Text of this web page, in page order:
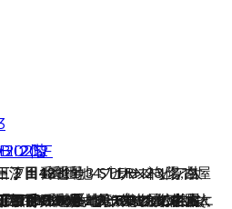
丁目4番1号 STERN23, 名古屋
７番３５号 第６スカイビル,
五丁目28番地 プリズム中村,
７番３５号 第６スカイビル,
２階
丁目３４番１号, 名古屋市内(そ
汐田123番地4 サントピア大
エリア
丁目1506番地 KDビル, 名古
丁目1506番地 KDビル, 名古
丁目18番地3 ヒルズ向陽, 名
目703番地2 ステージ大森, 名
サンシャイン東名, 名古屋
202
目1013番地 ユーノスタウン大
202
目1-1 サンライズマンション,
２１番地１ ブルーメゾン白
内(その他）エリア
5F
目10-29 リンク丸の内, 中区エ